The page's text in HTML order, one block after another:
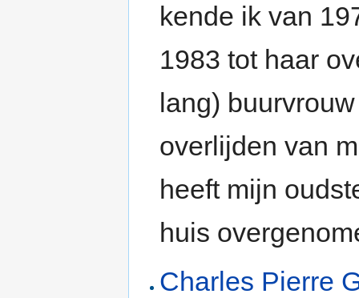
kende ik van
1983 tot haar
lang)
overlijden van
heeft mijn
huis
Charles Pierre